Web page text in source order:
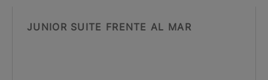
JUNIOR SUITE FRENTE AL MAR